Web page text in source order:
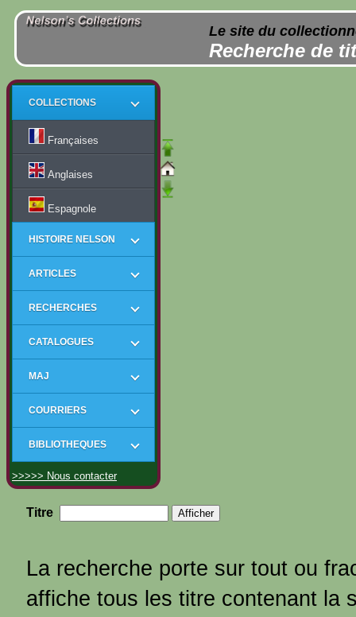
Le site du
Recherche de
COLLECTIONS
Françaises
Anglaises
Espagnole
HISTOIRE NELSON
ARTICLES
RECHERCHES
CATALOGUES
MAJ
COURRIERS
BIBLIOTHEQUES
>>>>> Nous contacter
Titre
La recherche porte sur tout ou
affiche tous les titre contenant la